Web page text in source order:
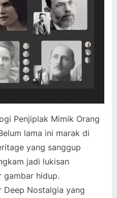
Penjiplak Mimik Orang
lama ini marak di
yang sanggup
jadi lukisan
gambar hidup.
Deep Nostalgia yang